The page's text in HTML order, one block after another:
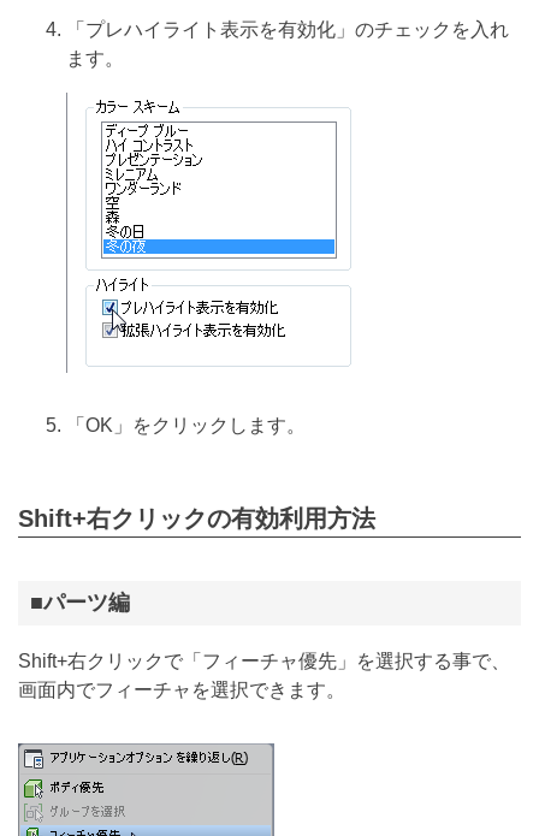
「プレハイライト表示を有効化」のチェックを入れ
ます。
「OK」をクリックします。
Shift+右クリックの有効利用方法
■パーツ編
Shift+右クリックで「フィーチャ優先」を選択する事で、
画面内でフィーチャを選択できます。